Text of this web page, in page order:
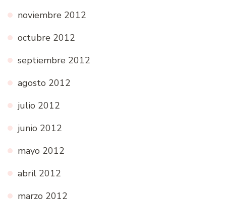
noviembre 2012
octubre 2012
septiembre 2012
agosto 2012
julio 2012
junio 2012
mayo 2012
abril 2012
marzo 2012